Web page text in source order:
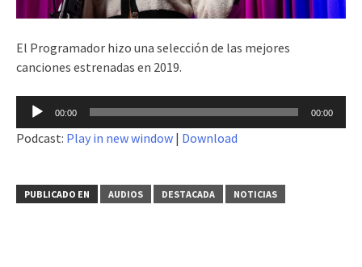
El Programador hizo una selección de las mejores
canciones estrenadas en 2019.
Reproductor
audio
00:00 00:00
Podcast: Play in new window | Download
PUBLICADO EN AUDIOS DESTACADA NOTICIAS